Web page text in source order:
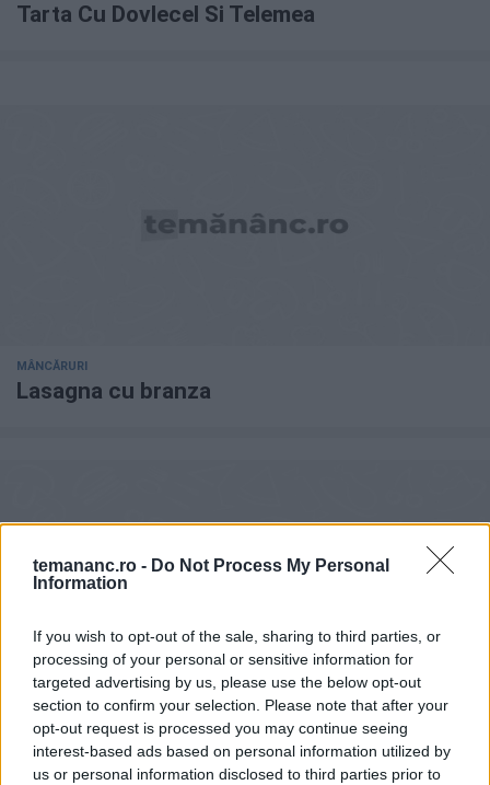
temananc.ro - Do Not Process My Personal
Information
If you wish to opt-out of the sale, sharing to third parties, or
processing of your personal or sensitive information for
targeted advertising by us, please use the below opt-out
section to confirm your selection. Please note that after your
opt-out request is processed you may continue seeing
interest-based ads based on personal information utilized by
us or personal information disclosed to third parties prior to
Tarta Cu Dovlecel Si Telemea
MÂNCĂRURI
Lasagna cu branza
PASTE
Budinca de paste cu branza si sunca